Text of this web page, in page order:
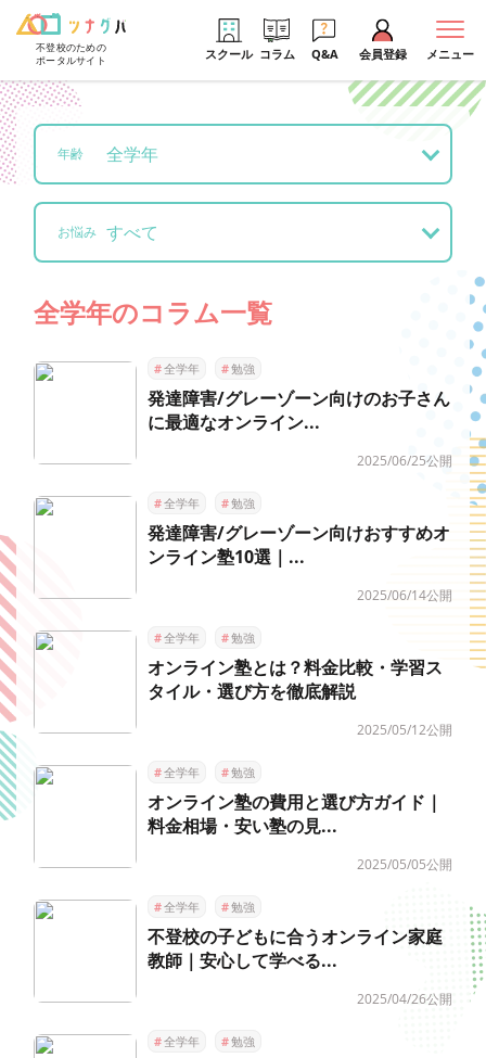
不登校のための
ポータルサイト
スクール コラム Q&A 会員登録 メニュー
年齢 全学年
お悩み すべて
全学年のコラム一覧
発達障害/グレーゾーン向けのお子さん
に最適なオンライン...
2025/06/25公開
#全学年 #勉強
発達障害/グレーゾーン向けおすすめオ
ンライン塾10選｜...
2025/06/14公開
#全学年 #勉強
オンライン塾とは？料金比較・学習ス
タイル・選び方を徹底解説
2025/05/12公開
#全学年 #勉強
オンライン塾の費用と選び方ガイド｜
料金相場・安い塾の見...
2025/05/05公開
#全学年 #勉強
不登校の子どもに合うオンライン家庭
教師｜安心して学べる...
2025/04/26公開
#全学年 #勉強
#全学年 #勉強